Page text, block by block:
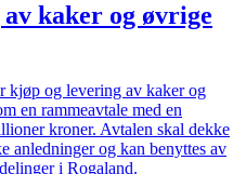
kaker og øvrige
kjøp og levering av kaker og
en rammeavtale med en
kroner. Avtalen skal dekke
anledninger og kan benyttes av
i Rogaland.